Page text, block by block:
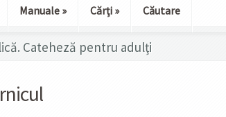
Manuale » Cărţi » Căutare
Cateheză pentru adulţi